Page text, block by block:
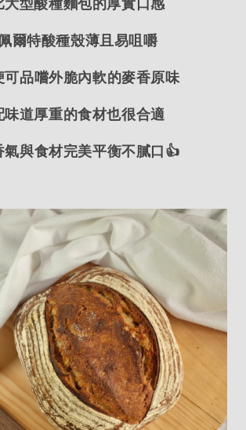
爾特酸種殼薄且易咀嚼
可品嚐外脆內軟的麥香原味
味道厚重的食材也很合適
氣與食材完美平衡不膩口👍